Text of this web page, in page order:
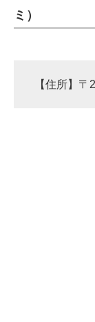
ミ）
【住所】